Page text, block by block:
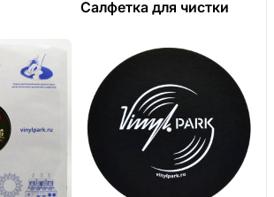
Салфетка для чистки